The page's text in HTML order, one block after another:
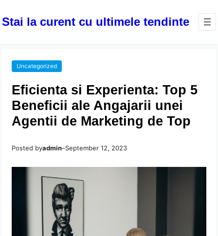
Stai la curent cu ultimele tendinte
Uncategorized
Eficienta si Experienta: Top 5
Beneficii ale Angajarii unei
Agentii de Marketing de Top
Posted byadmin–September 12, 2023